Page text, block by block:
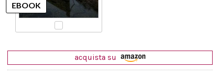
acquista su